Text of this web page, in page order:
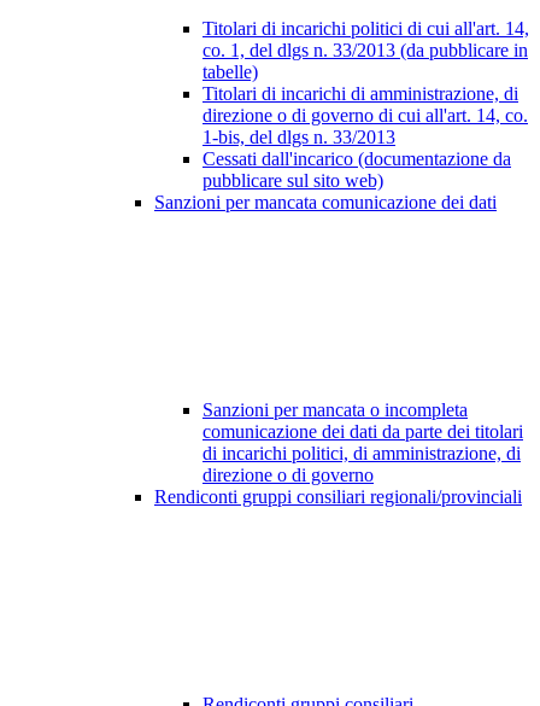
Titolari di incarichi politici di cui all'art. 14,
co. 1, del dlgs n. 33/2013 (da pubblicare in
tabelle)
Titolari di incarichi di amministrazione, di
direzione o di governo di cui all'art. 14, co.
1-bis, del dlgs n. 33/2013
Cessati dall'incarico (documentazione da
pubblicare sul sito web)
Sanzioni per mancata comunicazione dei dati
Sanzioni per mancata o incompleta
comunicazione dei dati da parte dei titolari
di incarichi politici, di amministrazione, di
direzione o di governo
Rendiconti gruppi consiliari regionali/provinciali